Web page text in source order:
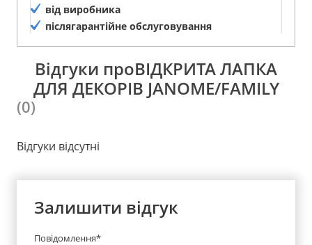
від виробника
післягарантійне обслуговування
Відгуки проВІДКРИТА ЛАПКА
ДЛЯ ДЕКОРІВ JANOME/FAMILY
(0)
Відгуки відсутні
Залишити відгук
Повідомлення*